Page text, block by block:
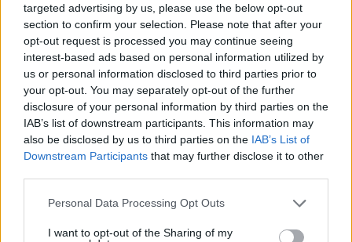
targeted advertising by us, please use the below opt-out
section to confirm your selection. Please note that after your
opt-out request is processed you may continue seeing
interest-based ads based on personal information utilized by
us or personal information disclosed to third parties prior to
your opt-out. You may separately opt-out of the further
disclosure of your personal information by third parties on the
IAB’s list of downstream participants. This information may
also be disclosed by us to third parties on the IAB’s List of
Downstream Participants that may further disclose it to other
Please note that this website/app uses one or more Google
not limited to your visit or usage behaviour. You may click to
Personal Data Processing Opt Outs
I want to opt-out of the Sharing of my
«Δεν ήταν κοντά στο παιδί και πριν
έναν μήνα το είχε αφήσει ξανά μόνο»
λέει ο ιδιοκτήτης του beach bar για
τον πατέρα του 4χρονου στην Πάρο
πριν μία ώρα 10
Η 29χρονη με το χιτζάμπ που έκανε τη
Zendaya να μείνει με το στόμα
ανοιχτό στο κόκκινο χαλί
10.08.2026, 07:31 79